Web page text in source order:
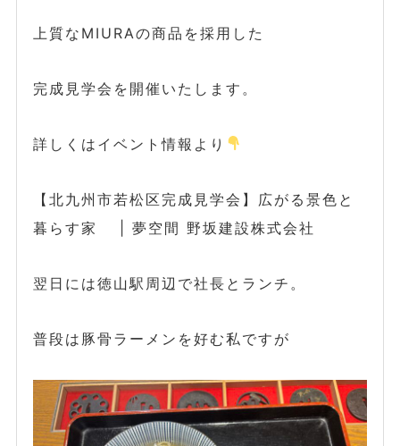
上質なMIURAの商品を採用した
完成見学会を開催いたします。
詳しくはイベント情報より
【北九州市若松区完成見学会】広がる景色と
暮らす家 | 夢空間 野坂建設株式会社
翌日には徳山駅周辺で社長とランチ。
普段は豚骨ラーメンを好む私ですが